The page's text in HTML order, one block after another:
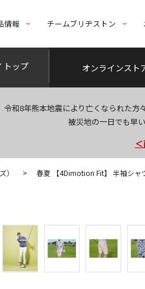
情報 チームブリヂストン
トップ オンラインスト
令和8年熊本地震により亡くなられた方
被災地の一日でも早
） > 春夏 【4Dimotion Fit】 半袖シャ